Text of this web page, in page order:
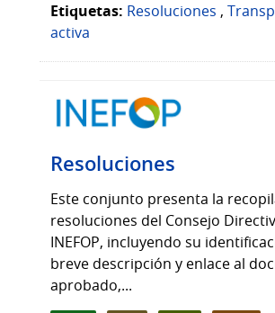
Etiquetas: Resoluciones ,
activa
Resoluciones
Este conjunto presenta la
resoluciones del Consejo
INEFOP, incluyendo su
breve descripción y enlace al
aprobado,...